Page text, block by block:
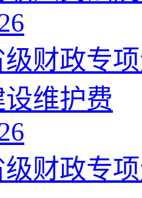
级财政专
维护费
级财政专